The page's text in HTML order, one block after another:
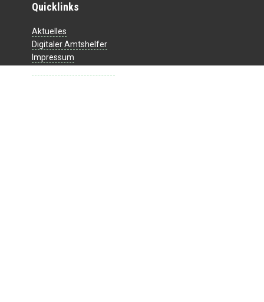
Quicklinks
Aktuelles
Digitaler Amtshelfer
Impressum